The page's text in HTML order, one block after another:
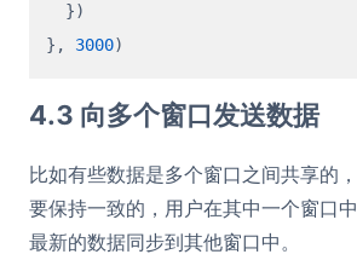
  })
}, 3000
4.3 向多个窗口发送数据
比如有些数据是多个窗口之间共享的
要保持一致的，用户在其中一个窗口
最新的数据同步到其他窗口中。